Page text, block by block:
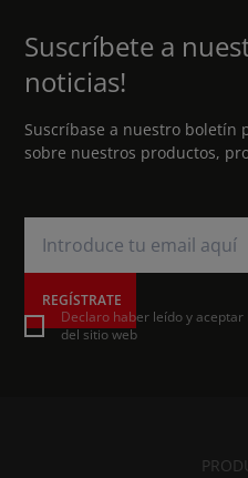
Suscríbete a
noticias!
Suscríbase a nuestro boletín
sobre nuestros productos,
REGÍSTRATE
Declaro haber leído y
del sitio web